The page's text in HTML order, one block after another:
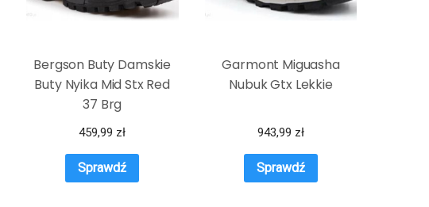
Bergson Buty Damskie
Buty Nyika Mid Stx Red
37 Brg
459,99 zł
Sprawdź
Garmont Miguasha
Nubuk Gtx Lekkie
943,99 zł
Sprawdź